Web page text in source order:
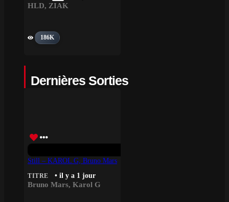
HLD, ZIAK
186K
Dernières Sorties
Still – KAROL G, Bruno Mars
TITRE • il y a 1 jour
Bruno Mars, Karol G